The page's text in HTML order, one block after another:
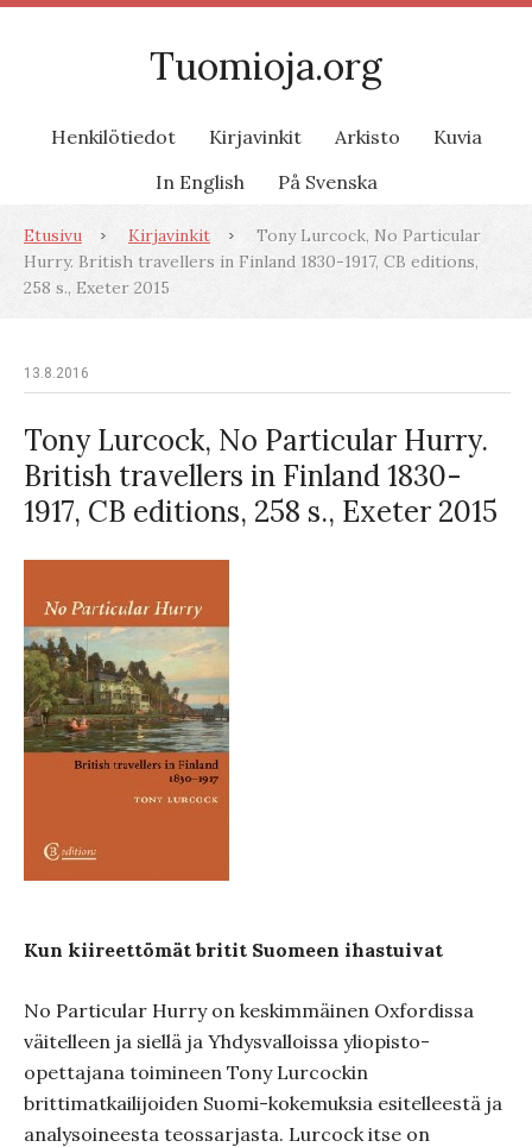
Tuomioja.org
Henkilötiedot Kirjavinkit Arkisto
Kuvia
In English
På Svenska
Etusivu Kirjavinkit
Tony Lurcock, No Particular
Hurry. British travellers in Finland 1830-1917, CB editions,
258 s., Exeter 2015
13.8.2016
Tony Lurcock, No Particular Hurry.
British travellers in Finland 1830-
1917, CB editions, 258 s., Exeter 2015
Kun kiireettömät britit Suomeen ihastuivat
No Particular Hurry on keskimmäinen Oxfordissa
väitelleen ja siellä ja Yhdysvalloissa yliopisto-
opettajana toimineen Tony Lurcockin
brittimatkailijoiden Suomi-kokemuksia esitelleestä ja
analysoineesta teossarjasta. Lurcock itse on